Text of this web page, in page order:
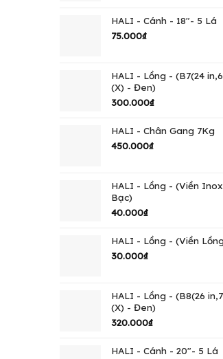
HALI - Cánh - 18"- 5 Lá
75.000₫
HALI - Lồng - (B7(24
(X) - Đen)
300.000₫
HALI - Chân Gang 7Kg
450.000₫
HALI - Lồng - (Viền
Bạc)
40.000₫
HALI - Lồng - (Viền
30.000₫
HALI - Lồng - (B8(26
(X) - Đen)
320.000₫
HALI - Cánh - 20"- 5 Lá